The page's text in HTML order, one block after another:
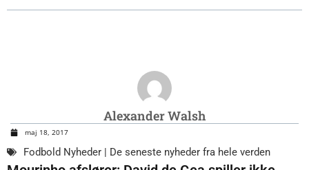
Alexander Walsh
maj 18, 2017
Fodbold Nyheder | De seneste nyheder fra hele verden